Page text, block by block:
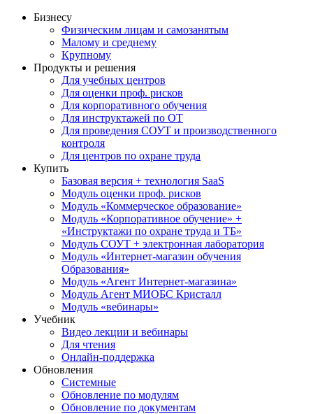
Бизнесу
Физическим лицам и самозанятым
Малому и среднему
Крупному
Продукты и решения
Для учебных центров
Для оценки проф. рисков
Для корпоративного обучения
Для инструктажей по ОТ
Для проведения СОУТ и производственного
контроля
Для центров по охране труда
Купить
Базовая версия + технология SaaS
Модуль оценки проф. рисков
Модуль «Коммерческое образование»
Модуль «Корпоративное обучение» +
«Инструктажи по охране труда и ТБ»
Модуль СОУТ + электронная лаборатория
Модуль «Интернет-магазин обучения
Образования»
Модуль «Агент Интернет-магазина»
Модуль Агент МИОБС Кристалл
Модуль «вебинары»
Учебник
Видео лекции и вебинары
Для чтения
Онлайн-поддержка
Обновления
Системные
Обновление по модулям
Обновление по документам